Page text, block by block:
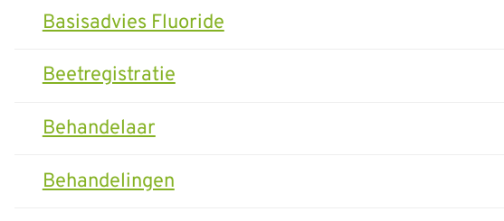
Basisadvies Fluoride
Beetregistratie
Behandelaar
Behandelingen